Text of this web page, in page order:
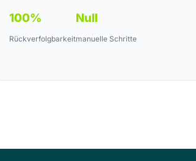
100%
Rückverfolgbarkeit
Null
manuelle Schritte